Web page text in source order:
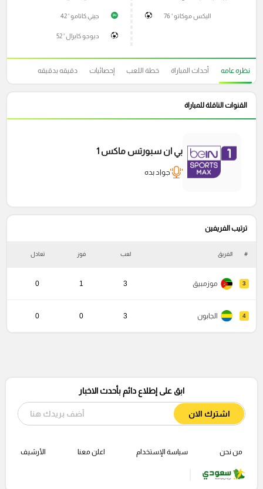
اليكس موكاتو ' 76 P جيني كاتامو ' 42
ديوجو كابرال ' 52
نظره عامه أحداث المباراة خطة اللعب إحصائيات دقيقه بدقيقه
القنوات الناقلة للمباراة
بي ان سبورتس ماكس 1
جواد بده
ترتيب الفريفين
# الفريق لعب فوز تعادل
3 موزمبيق 3
1
0
4 الجابون 3
0
0
ابق على إطلاع دائم بأحدث الاخبار
اشترك الان
من نحن سياسة الإستخدام اعلن معنا الأرشيف